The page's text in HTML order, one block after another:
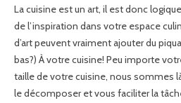
La cuisine est un art, il est donc
de l’inspiration dans votre espace
d’art peuvent vraiment ajouter du
bas?) À votre cuisine! Peu importe
taille de votre cuisine, nous sommes
le décomposer et vous faciliter la